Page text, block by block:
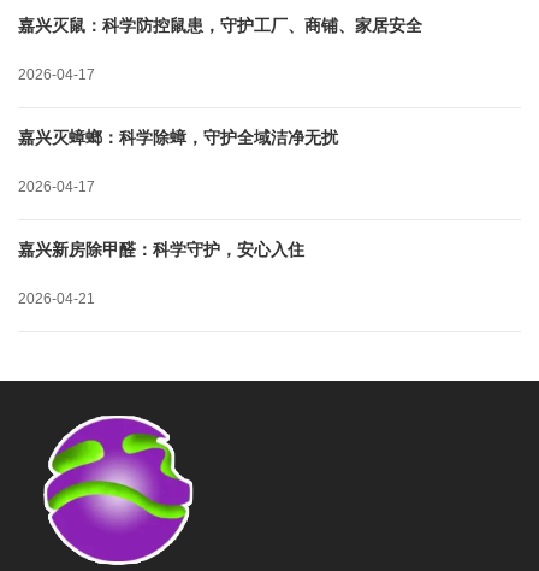
嘉兴灭鼠：科学防控鼠患，守护工厂、商铺、家居安全
2026-04-17
嘉兴灭蟑螂：科学除蟑，守护全域洁净无扰
2026-04-17
嘉兴新房除甲醛：科学守护，安心入住
2026-04-21